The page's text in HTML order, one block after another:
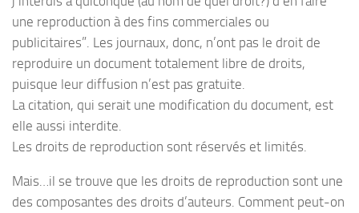
une reproduction à des fins commerciales ou
publicitaires”. Les journaux, donc, n’ont pas le droit de
reproduire un document totalement libre de droits,
puisque leur diffusion n’est pas gratuite.
La citation, qui serait une modification du document, est
elle aussi interdite.
Les droits de reproduction sont réservés et limités.
Mais…il se trouve que les droits de reproduction sont une
des composantes des droits d’auteurs. Comment peut-on